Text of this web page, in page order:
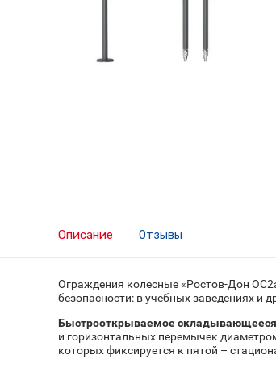
Описание Отзывы
Ограждения колесные «Ростов-Дон
безопасности: в учебных заведениях и
Быстрооткрываемое
и горизонтальных перемычек
которых фиксируется к пятой –